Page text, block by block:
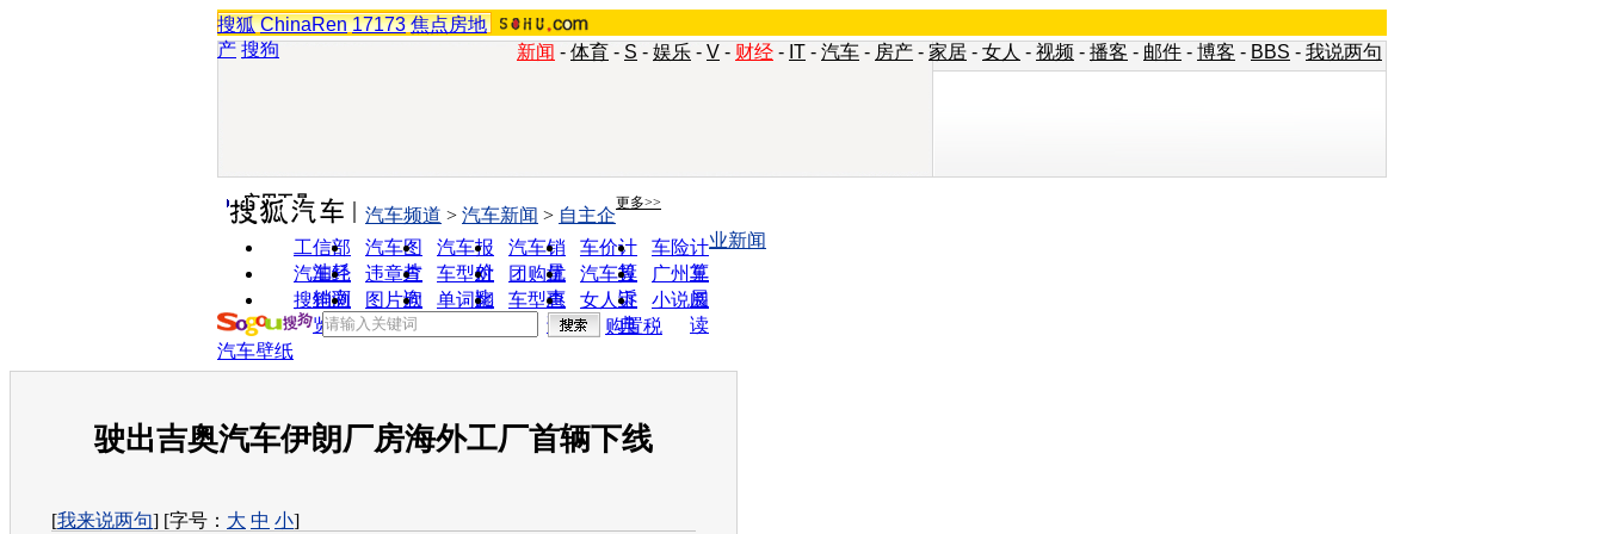
搜狐 ChinaRen 17173 焦点房地
产 搜狗 新闻 - 体育 - S - 娱乐 - V - 财经 - IT - 汽车 - 房产 - 家居 - 女人 - 视频 - 播客 - 邮件 - 博客 - BBS - 我说两句
实用工具 更多>>
工信部
油耗
汽车图
片
汽车报
价
汽车销
量
车价计
算
车险计
算
汽车经
销商
违章查
询
车型对
比
团购优
惠
汽车投
诉
广州车
展
搜狗浏
览器
图片欣
赏
单词翻
车型查
询
女人宝
典
小说阅
读
汽车频道 > 汽车新闻 > 自主企
业新闻
购置税
汽车壁纸
驶出吉奥汽车伊朗厂房海外工厂首辆下线
[我来说两句] [字号： 大 中 小]